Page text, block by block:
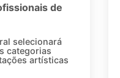
de
selecionará
categorias
artísticas